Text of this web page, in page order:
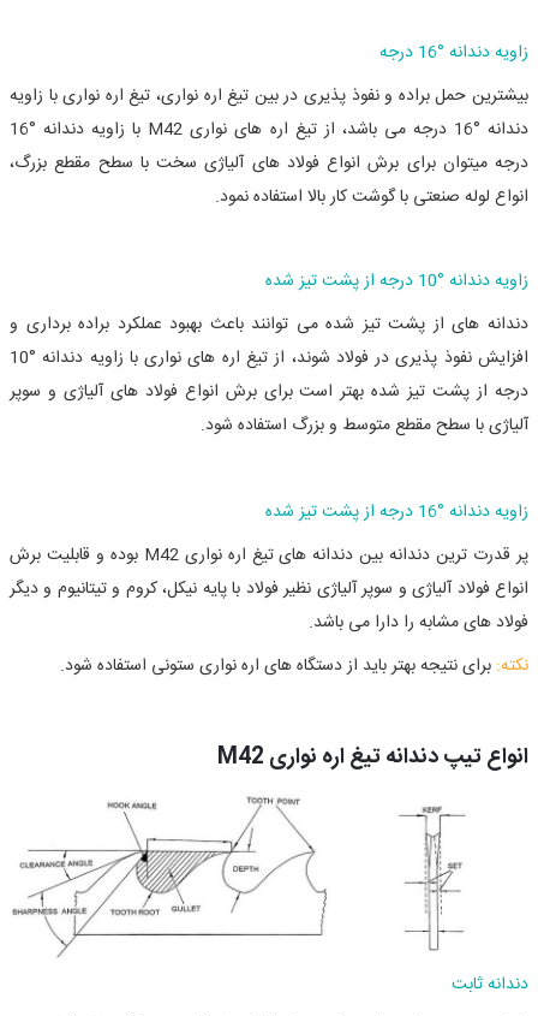
زاویه دندانه °16 درجه
بیشترین حمل براده و نفوذ پذیری در بین تیغ اره نواری، تیغ اره نواری با زاویه
دندانه °
16 درجه می باشد، از تیغ اره های نواری M42 با زاویه دندانه °
16
درجه میتوان برای برش انواع فولاد های آلیاژی سخت با سطح مقطع بزرگ،
انواع لوله صنعتی با گوشت کار بالا استفاده نمود.
زاویه دندانه °10 درجه از پشت تیز شده
دندانه های از پشت تیز شده می توانند باعث بهبود عملکرد براده برداری و
افزایش نفوذ پذیری در فولاد شوند، از تیغ اره های نواری با زاویه دندانه °
10
درجه از پشت تیز شده بهتر است برای برش انواع فولاد های آلیاژی و سوپر
آلیاژی با سطح مقطع متوسط و بزرگ استفاده شود.
زاویه دندانه °16 درجه از پشت تیز شده
پر قدرت ترین دندانه بین دندانه های تیغ اره نواریM42 بوده و قابلیت برش
انواع فولاد آلیاژی و سوپر آلیاژی نظیر فولاد با پایه نیکل، کروم و تیتانیوم و دیگر
فولاد های مشابه را دارا می باشد.
نکته: برای نتیجه بهتر باید از دستگاه های اره نواری ستونی استفاده شود.
انواع تیپ دندانه تیغ اره نواری M42
دندانه ثابت